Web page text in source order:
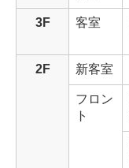
3F 客室
2F 新客室
フロン
ト